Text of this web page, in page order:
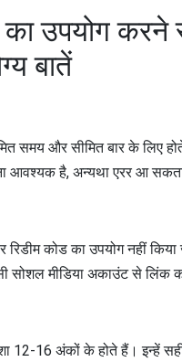
का उपयोग
बातें
समय और सीमित बार के लिए
आवश्यक है, अन्यथा एरर आ
कोड का उपयोग नहीं
सोशल मीडिया अकाउंट से लिंक
12-16 अंकों के होते हैं। इन्हें